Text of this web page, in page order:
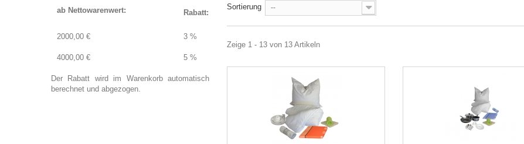
ab Nettowarenwert: Rabatt:
2000,00 € 3 %
4000,00 € 5 %
Der Rabatt wird im Warenkorb automatisch
berechnet und abgezogen.
Sortierung --
Zeige 1 - 13 von 13 Artikeln